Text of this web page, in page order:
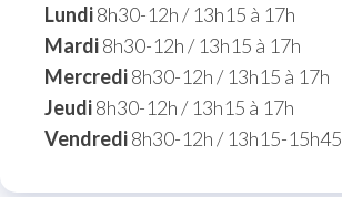
Lundi8h30-12h / 13h15 à 17h
Mardi8h30-12h / 13h15 à 17h
Mercredi8h30-12h / 13h15 à 17h
Jeudi8h30-12h / 13h15 à 17h
Vendredi8h30-12h / 13h15-15h45